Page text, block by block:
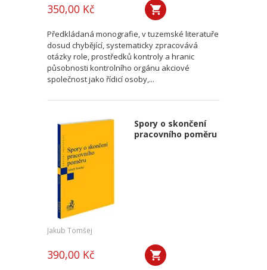
350,00 Kč
Předkládaná monografie, v tuzemské literatuře
dosud chybějící, systematicky zpracovává
otázky role, prostředků kontroly a hranic
působnosti kontrolního orgánu akciové
společnost jako řídicí osoby,...
Spory o skončení
pracovního poměru
Jakub Tomšej
390,00 Kč